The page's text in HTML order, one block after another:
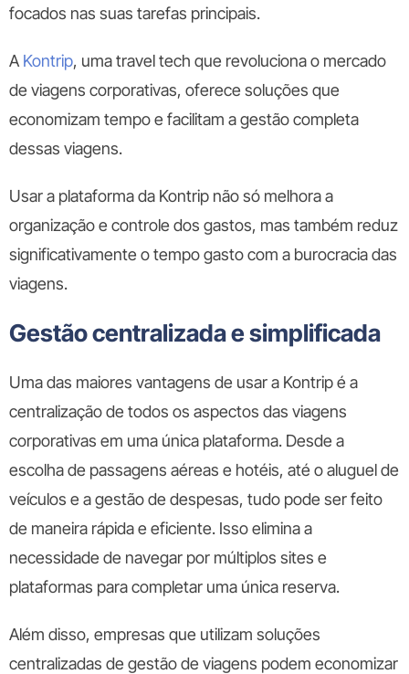
focados nas suas tarefas principais.
A Kontrip, uma travel tech que revoluciona o mercado
de viagens corporativas, oferece soluções que
economizam tempo e facilitam a gestão completa
dessas viagens.
Usar a plataforma da Kontrip não só melhora a
organização e controle dos gastos, mas também reduz
significativamente o tempo gasto com a burocracia das
viagens.
Gestão centralizada e simplificada
Uma das maiores vantagens de usar a Kontrip é a
centralização de todos os aspectos das viagens
corporativas em uma única plataforma. Desde a
escolha de passagens aéreas e hotéis, até o aluguel de
veículos e a gestão de despesas, tudo pode ser feito
de maneira rápida e eficiente. Isso elimina a
necessidade de navegar por múltiplos sites e
plataformas para completar uma única reserva.
Além disso, empresas que utilizam soluções
centralizadas de gestão de viagens podem economizar